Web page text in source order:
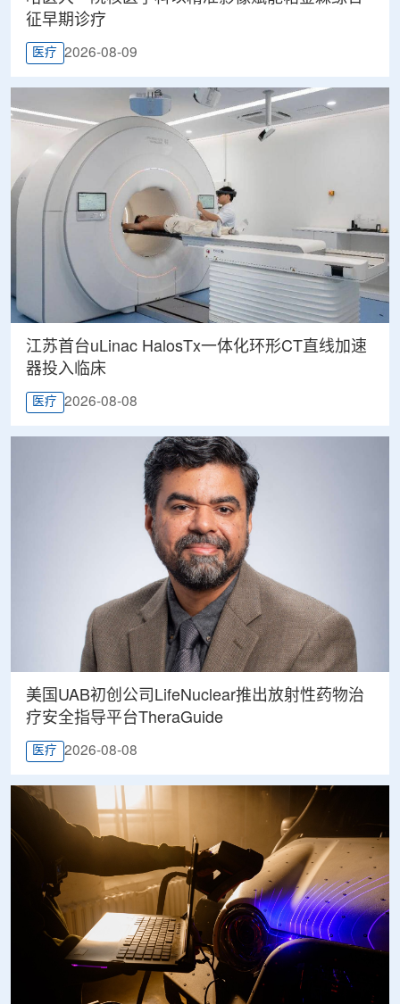
征早期诊疗
医疗 2026-08-09
江苏首台uLinac HalosTx一体化环形CT直线加速
器投入临床
医疗 2026-08-08
美国UAB初创公司LifeNuclear推出放射性药物治
疗安全指导平台TheraGuide
医疗 2026-08-08